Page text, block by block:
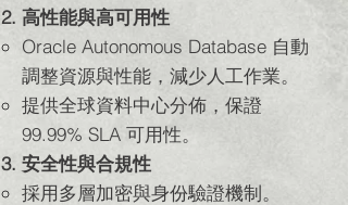
高性能與高可用性
Oracle Autonomous Database 自動
調整資源與性能，減少人工作業。
提供全球資料中心分佈，保證
99.99% SLA 可用性。
安全性與合規性
採用多層加密與身份驗證機制。